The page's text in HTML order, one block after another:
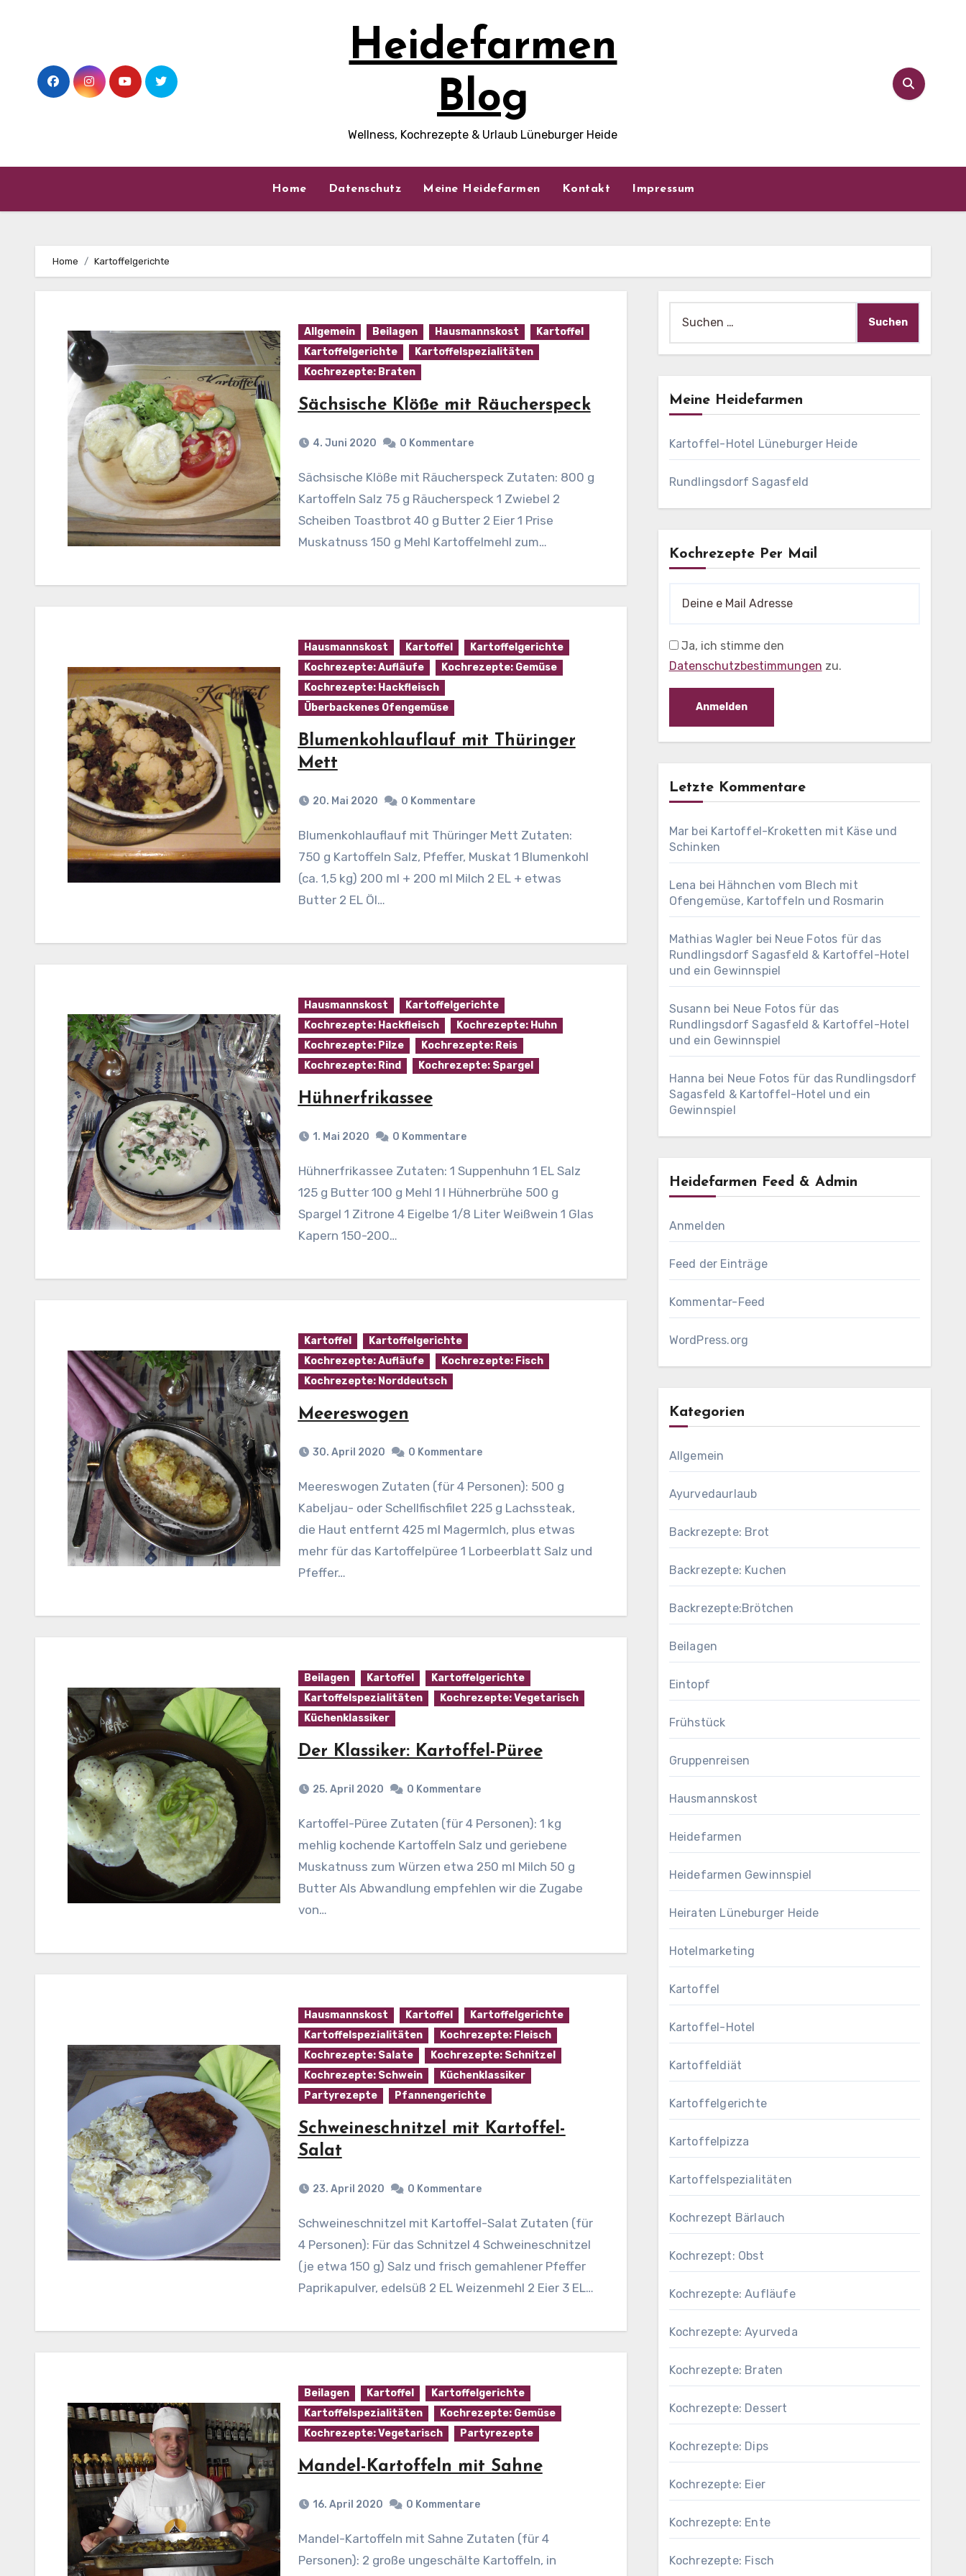
Heidefarmen
Blog
Wellness, Kochrezepte & Urlaub Lüneburger Heide
Home Datenschutz Meine Heidefarmen Kontakt Impressum
Home Kartoffelgerichte
Allgemein Beilagen Hausmannskost
Kartoffel
Kartoffelgerichte
Kartoffelspezialitäten
Kochrezepte: Braten
Sächsische Klöße mit Räucherspeck
4. Juni 2020 0 Kommentare
Sächsische Klöße mit Räucherspeck Zutaten: 800 g
Kartoffeln Salz 75 g Räucherspeck 1 Zwiebel 2
Scheiben Toastbrot 40 g Butter 2 Eier 1 Prise
Muskatnuss 150 g Mehl Kartoffelmehl zum…
Hausmannskost Kartoffel
Kartoffelgerichte
Kochrezepte: Aufläufe
Kochrezepte: Gemüse
Kochrezepte: Hackfleisch
Überbackenes Ofengemüse
Blumenkohlauflauf mit Thüringer
Mett
20. Mai 2020 0 Kommentare
Blumenkohlauflauf mit Thüringer Mett Zutaten:
750 g Kartoffeln Salz, Pfeffer, Muskat 1 Blumenkohl
(ca. 1,5 kg) 200 ml + 200 ml Milch 2 EL + etwas
Butter 2 EL Öl…
Hausmannskost
Kartoffelgerichte
Kochrezepte: Hackfleisch
Kochrezepte: Huhn
Kochrezepte: Pilze
Kochrezepte: Reis
Kochrezepte: Rind
Kochrezepte: Spargel
Hühnerfrikassee
1. Mai 2020 0 Kommentare
Hühnerfrikassee Zutaten: 1 Suppenhuhn 1 EL Salz
125 g Butter 100 g Mehl 1 l Hühnerbrühe 500 g
Spargel 1 Zitrone 4 Eigelbe 1/8 Liter Weißwein 1 Glas
Kapern 150-200…
Kartoffel
Kartoffelgerichte
Kochrezepte: Aufläufe
Kochrezepte: Fisch
Kochrezepte: Norddeutsch
Meereswogen
30. April 2020 0 Kommentare
Meereswogen Zutaten (für 4 Personen): 500 g
Kabeljau- oder Schellfischfilet 225 g Lachssteak,
die Haut entfernt 425 ml Magermlch, plus etwas
mehr für das Kartoffelpüree 1 Lorbeerblatt Salz und
Pfeffer…
Beilagen Kartoffel
Kartoffelgerichte
Kartoffelspezialitäten
Kochrezepte: Vegetarisch
Küchenklassiker
Der Klassiker: Kartoffel-Püree
25. April 2020 0 Kommentare
Kartoffel-Püree Zutaten (für 4 Personen): 1 kg
mehlig kochende Kartoffeln Salz und geriebene
Muskatnuss zum Würzen etwa 250 ml Milch 50 g
Butter Als Abwandlung empfehlen wir die Zugabe
von…
Hausmannskost Kartoffel
Kartoffelgerichte
Kartoffelspezialitäten
Kochrezepte: Fleisch
Kochrezepte: Salate
Kochrezepte: Schnitzel
Kochrezepte: Schwein
Küchenklassiker
Partyrezepte
Pfannengerichte
Schweineschnitzel mit Kartoffel-
Salat
23. April 2020 0 Kommentare
Schweineschnitzel mit Kartoffel-Salat Zutaten (für
4 Personen): Für das Schnitzel 4 Schweineschnitzel
(je etwa 150 g) Salz und frisch gemahlener Pfeffer
Paprikapulver, edelsüß 2 EL Weizenmehl 2 Eier 3 EL…
Beilagen Kartoffel
Kartoffelgerichte
Kartoffelspezialitäten
Kochrezepte: Gemüse
Kochrezepte: Vegetarisch
Partyrezepte
Mandel-Kartoffeln mit Sahne
16. April 2020 0 Kommentare
Mandel-Kartoffeln mit Sahne Zutaten (für 4
Personen): 2 große ungeschälte Kartoffeln, in
nach:
Meine Heidefarmen
Kartoffel-Hotel Lüneburger Heide
Rundlingsdorf Sagasfeld
Kochrezepte Per Mail
Ja, ich stimme den
Datenschutzbestimmungen zu.
Letzte Kommentare
Mar bei Kartoffel-Kroketten mit Käse und
Schinken
Lena bei Hähnchen vom Blech mit
Ofengemüse, Kartoffeln und Rosmarin
Mathias Wagler bei Neue Fotos für das
Rundlingsdorf Sagasfeld & Kartoffel-Hotel
und ein Gewinnspiel
Susann bei Neue Fotos für das
Rundlingsdorf Sagasfeld & Kartoffel-Hotel
und ein Gewinnspiel
Hanna bei Neue Fotos für das Rundlingsdorf
Sagasfeld & Kartoffel-Hotel und ein
Gewinnspiel
Heidefarmen Feed & Admin
Anmelden
Feed der Einträge
Kommentar-Feed
WordPress.org
Kategorien
Allgemein
Ayurvedaurlaub
Backrezepte: Brot
Backrezepte: Kuchen
Backrezepte:Brötchen
Beilagen
Eintopf
Frühstück
Gruppenreisen
Hausmannskost
Heidefarmen
Heidefarmen Gewinnspiel
Heiraten Lüneburger Heide
Hotelmarketing
Kartoffel
Kartoffel-Hotel
Kartoffeldiät
Kartoffelgerichte
Kartoffelpizza
Kartoffelspezialitäten
Kochrezept Bärlauch
Kochrezept: Obst
Kochrezepte: Aufläufe
Kochrezepte: Ayurveda
Kochrezepte: Braten
Kochrezepte: Dessert
Kochrezepte: Dips
Kochrezepte: Eier
Kochrezepte: Ente
Kochrezepte: Fisch